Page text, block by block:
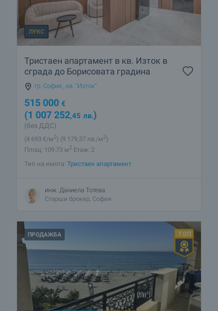
ЛУКС
Тристаен апартамент в кв. Изток в
сграда до Борисовата градина
гр. София , кв. "Изток"
515 000 €
(1 007 252,45 лв.)
(без ДДС)
(4 693 €/м2) (9 179,37 лв./м2)
Площ: 109.73 м2 Етаж: 2
Тип на имота: Тристаен апартамент
инж. Даниела Тотева
Старши брокер, София
ПРОДАЖБА